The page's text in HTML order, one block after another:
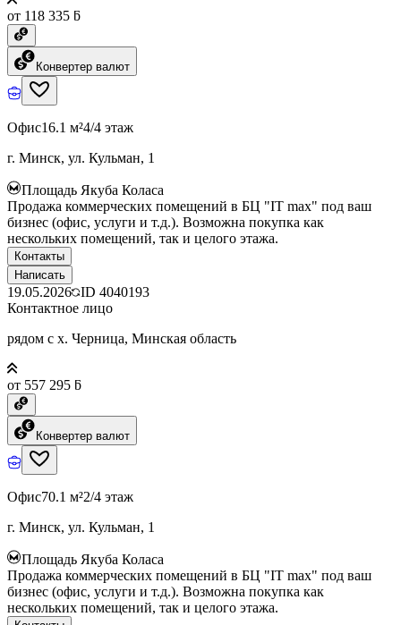
от 118 335 ƃ
Конвертер валют
Офис16.1 м²4/4 этаж
г. Минск, ул. Кульман, 1
Площадь Якуба Коласа
Продажа коммерческих помещений в БЦ "IT max" под ваш
бизнес (офис, услуги и т.д.). Возможна покупка как
нескольких помещений, так и целого этажа.
Контакты
Написать
19.05.2026 ID 4040193
Контактное лицо
рядом с х. Черница, Минская область
от 557 295 ƃ
Конвертер валют
Офис70.1 м²2/4 этаж
г. Минск, ул. Кульман, 1
Площадь Якуба Коласа
Продажа коммерческих помещений в БЦ "IT max" под ваш
бизнес (офис, услуги и т.д.). Возможна покупка как
нескольких помещений, так и целого этажа.